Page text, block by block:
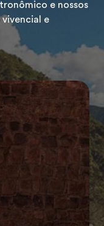
e nossos
vivencial e